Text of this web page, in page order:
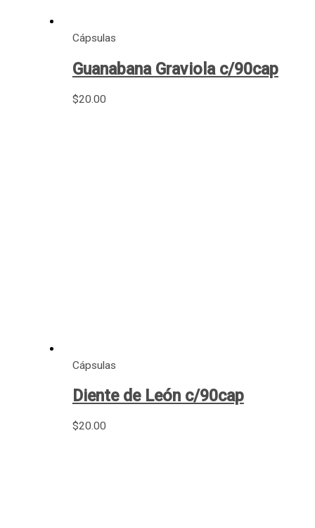
Cápsulas
Guanabana Graviola c/90cap
$20.00
Cápsulas
Diente de León c/90cap
$20.00